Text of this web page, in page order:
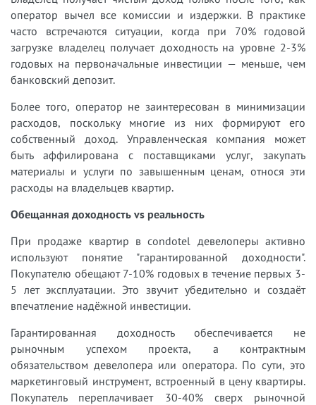
оператор вычел все комиссии и издержки. В практике
часто встречаются ситуации, когда при 70% годовой
загрузке владелец получает доходность на уровне 2-3%
годовых на первоначальные инвестиции — меньше, чем
банковский депозит.
Более того, оператор не заинтересован в минимизации
расходов, поскольку многие из них формируют его
собственный доход. Управленческая компания может
быть аффилирована с поставщиками услуг, закупать
материалы и услуги по завышенным ценам, относя эти
расходы на владельцев квартир.
Обещанная доходность vs реальность
При продаже квартир в condotel девелоперы активно
используют понятие "гарантированной доходности".
Покупателю обещают 7-10% годовых в течение первых 3-
5 лет эксплуатации. Это звучит убедительно и создаёт
впечатление надёжной инвестиции.
Гарантированная доходность обеспечивается не
рыночным успехом проекта, а контрактным
обязательством девелопера или оператора. По сути, это
маркетинговый инструмент, встроенный в цену квартиры.
Покупатель переплачивает 30-40% сверх рыночной